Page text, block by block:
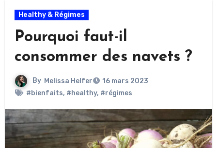
Healthy & Régimes
Pourquoi faut-il
consommer des navets ?
By Melissa Helfer
16 mars 2023
#bienfaits, #healthy, #régimes